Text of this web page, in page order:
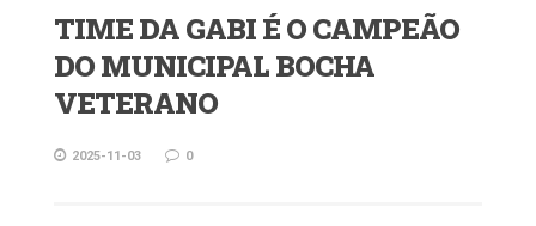
TIME DA GABI É O CAMPEÃO
DO MUNICIPAL BOCHA
VETERANO
2025-11-03 0